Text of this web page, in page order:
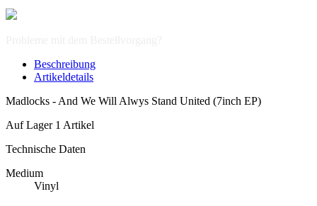
Beschreibung
Artikeldetails
Madlocks - And We Will Alwys Stand United (7inch EP)
Auf Lager 1 Artikel
Technische Daten
Medium
Vinyl